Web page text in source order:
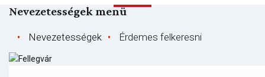
Nevezetességek menü
Nevezetességek Érdemes felkeresni